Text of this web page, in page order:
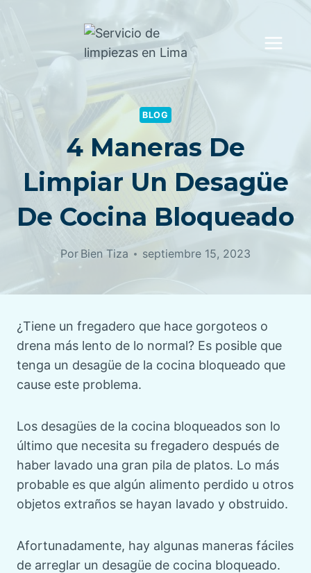
BLOG
4 Maneras De
Limpiar Un Desagüe
De Cocina Bloqueado
Por Bien Tiza septiembre 15, 2023
¿Tiene un fregadero que hace gorgoteos o
drena más lento de lo normal? Es posible que
tenga un desagüe de la cocina bloqueado que
cause este problema.
Los desagües de la cocina bloqueados son lo
último que necesita su fregadero después de
haber lavado una gran pila de platos. Lo más
probable es que algún alimento perdido u otros
objetos extraños se hayan lavado y obstruido.
Afortunadamente, hay algunas maneras fáciles
de arreglar un desagüe de cocina bloqueado.